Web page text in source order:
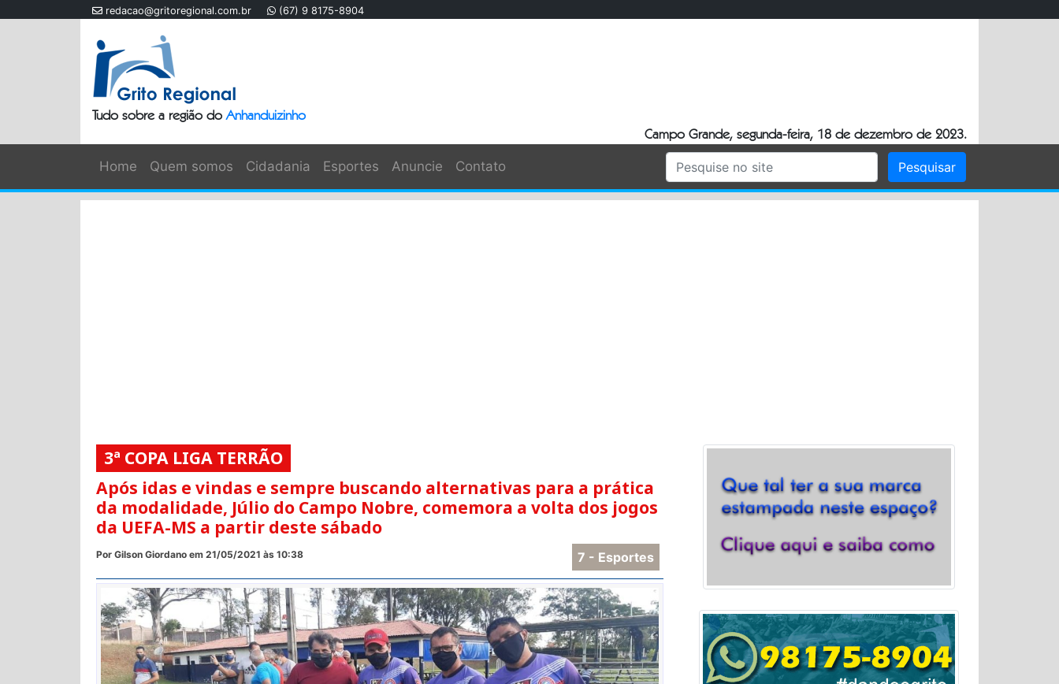
redacao@gritoregional.com.br (67) 9 8175-8904
Tudo sobre a região doAnhanduizinho
Campo Grande, segunda-feira, 18 de dezembro de 2023.
Home Quem somos Cidadania Esportes Anuncie Contato
3ª COPA LIGA TERRÃO
Após idas e vindas e sempre buscando alternativas para a prática
da modalidade, Júlio do Campo Nobre, comemora a volta dos jogos
da UEFA-MS a partir deste sábado
7 - Esportes
Por Gilson Giordano em 21/05/2021 às 10:38